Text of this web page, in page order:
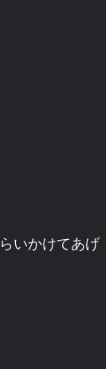
いかけてあげ